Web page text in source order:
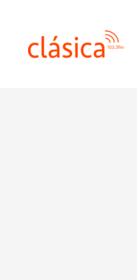
contenido